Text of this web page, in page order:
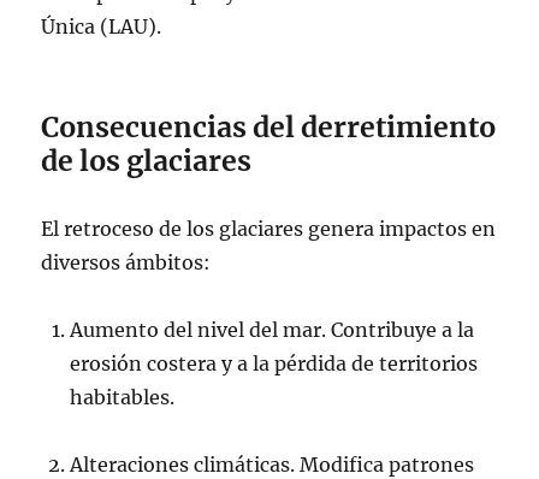
Única (LAU).
Consecuencias del derretimiento
de los glaciares
El retroceso de los glaciares genera impactos en
diversos ámbitos:
Aumento del nivel del mar. Contribuye a la
erosión costera y a la pérdida de territorios
habitables.
Alteraciones climáticas. Modifica patrones